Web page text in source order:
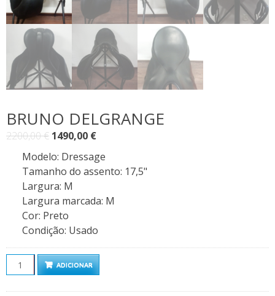
BRUNO DELGRANGE
2200,00€ O
preço
original
era:
2200,00 €.
1490,00 €O
atual
é:
1490,00 €.
Modelo: Dressage
Tamanho do assento: 17,5"
Largura: M
Largura marcada: M
Cor: Preto
Condição: Usado
QuantidadeADICIONAR